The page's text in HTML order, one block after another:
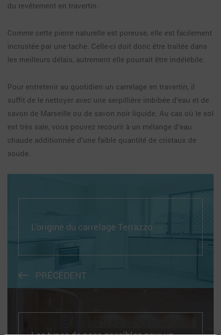
du revêtement en travertin.
Comme cette pierre naturelle est poreuse, elle est facilement
incrustée par une tache. Celle-ci doit donc être traitée dans
les meilleurs délais, autrement elle pourrait être indélébile.
Pour entretenir au quotidien un carrelage en travertin, il
suffit de le nettoyer avec une serpillière imbibée d’eau et de
savon de Marseille ou de savon noir liquide. Au cas où le sol
est très sale, vous pouvez recourir à un mélange d’eau
chaude additionnée d’une faible quantité de cristaux de
soude.
L’origine du carrelage Terrazzo
PRÉCÉDENT